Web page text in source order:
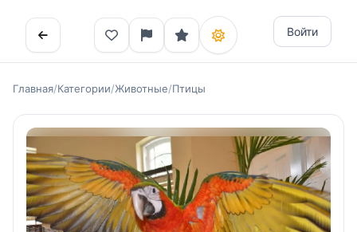
Войти
Главная/Категории/Животные/Птицы